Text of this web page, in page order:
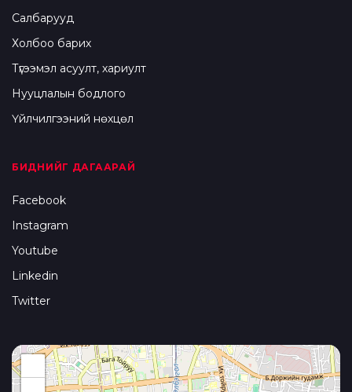
Салбарууд
Холбоо барих
Түгээмэл асуулт, хариулт
Нууцлалын бодлого
Үйлчилгээний нөхцөл
БИДНИЙГ ДАГААРАЙ
Facebook
Instagram
Youtube
Linkedin
Twitter